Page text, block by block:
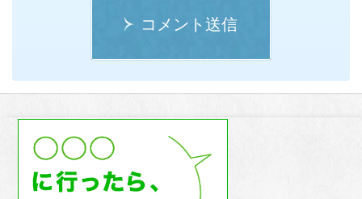
コメント送信